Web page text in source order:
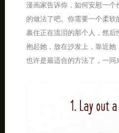
漫画家告诉你，如何安慰一
的做法了吧。你需要一个柔
裹住正在流泪的那个人，然后
抱起她，放在沙发上，靠近她
也许是最适合的方法了，一同